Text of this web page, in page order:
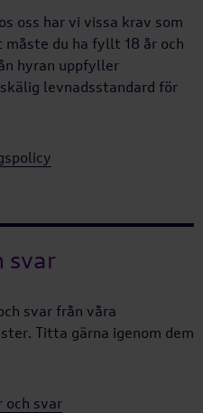
oss har vi vissa krav som
du ha fyllt 18 år och
hyran uppfyller
levnadsstandard för
svar
svar från våra
Titta gärna igenom dem
och svar